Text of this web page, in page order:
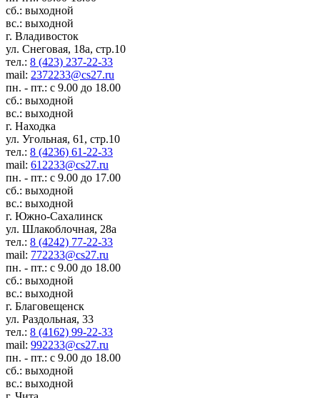
сб.: выходной
вс.: выходной
г. Владивосток
ул. Снеговая, 18а, стр.10
тел.: 8 (423) 237-22-33
mail: 2372233@cs27.ru
пн. - пт.: с 9.00 до 18.00
сб.: выходной
вс.: выходной
г. Находка
ул. Угольная, 61, стр.10
тел.: 8 (4236) 61-22-33
mail: 612233@cs27.ru
пн. - пт.: с 9.00 до 17.00
сб.: выходной
вс.: выходной
г. Южно-Сахалинск
ул. Шлакоблочная, 28а
тел.: 8 (4242) 77-22-33
mail: 772233@cs27.ru
пн. - пт.: с 9.00 до 18.00
сб.: выходной
вс.: выходной
г. Благовещенск
ул. Раздольная, 33
тел.: 8 (4162) 99-22-33
mail: 992233@cs27.ru
пн. - пт.: с 9.00 до 18.00
сб.: выходной
вс.: выходной